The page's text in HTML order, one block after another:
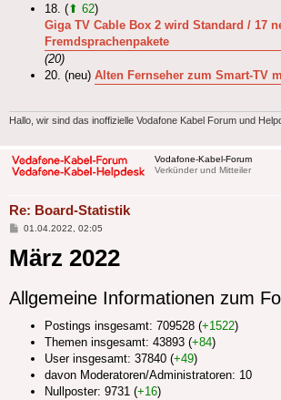
18. (⬆ 62)
Giga TV Cable Box 2 wird Standard / 17
Fremdsprachenpakete
(20)
20. (neu) Alten Fernseher zum Smart-TV
Hallo, wir sind das inoffizielle Vodafone Kabel Forum und
Vodafone-Kabel-Forum
Verkünder und Mitteiler
Re: Board-Statistik
Beitrag
01.04.2022, 02:05
März 2022
Allgemeine Informationen zum
Postings insgesamt: 709528 (+1522)
Themen insgesamt: 43893 (+84)
User insgesamt: 37840 (+49)
davon Moderatoren/Administratoren: 10
Nullposter: 9731 (+16)